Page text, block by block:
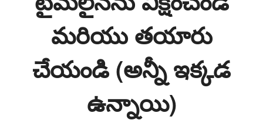
మరియు తయారు
చేయండి (అన్నీ ఇక్కడ
ఉన్నాయి)